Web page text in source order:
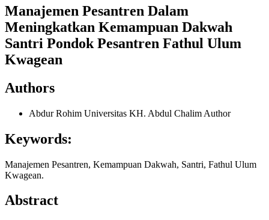
Manajemen Pesantren Dalam
Meningkatkan Kemampuan Dakwah
Santri Pondok Pesantren Fathul Ulum
Kwagean
Authors
Abdur Rohim Universitas KH. Abdul Chalim Author
Keywords:
Manajemen Pesantren, Kemampuan Dakwah, Santri, Fathul Ulum
Kwagean.
Abstract